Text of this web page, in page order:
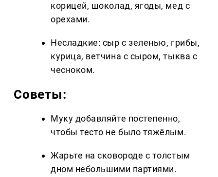
корицей, шоколад, ягоды, мед с
орехами.
Несладкие: сыр с зеленью, грибы,
курица, ветчина с сыром, тыква с
чесноком.
Советы:
Муку добавляйте постепенно,
чтобы тесто не было тяжёлым.
Жарьте на сковороде с толстым
дном небольшими партиями.